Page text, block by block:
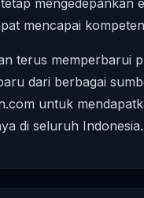
mengedepankan
mencapai
terus memperbarui
dari berbagai
untuk
di seluruh Indonesia.